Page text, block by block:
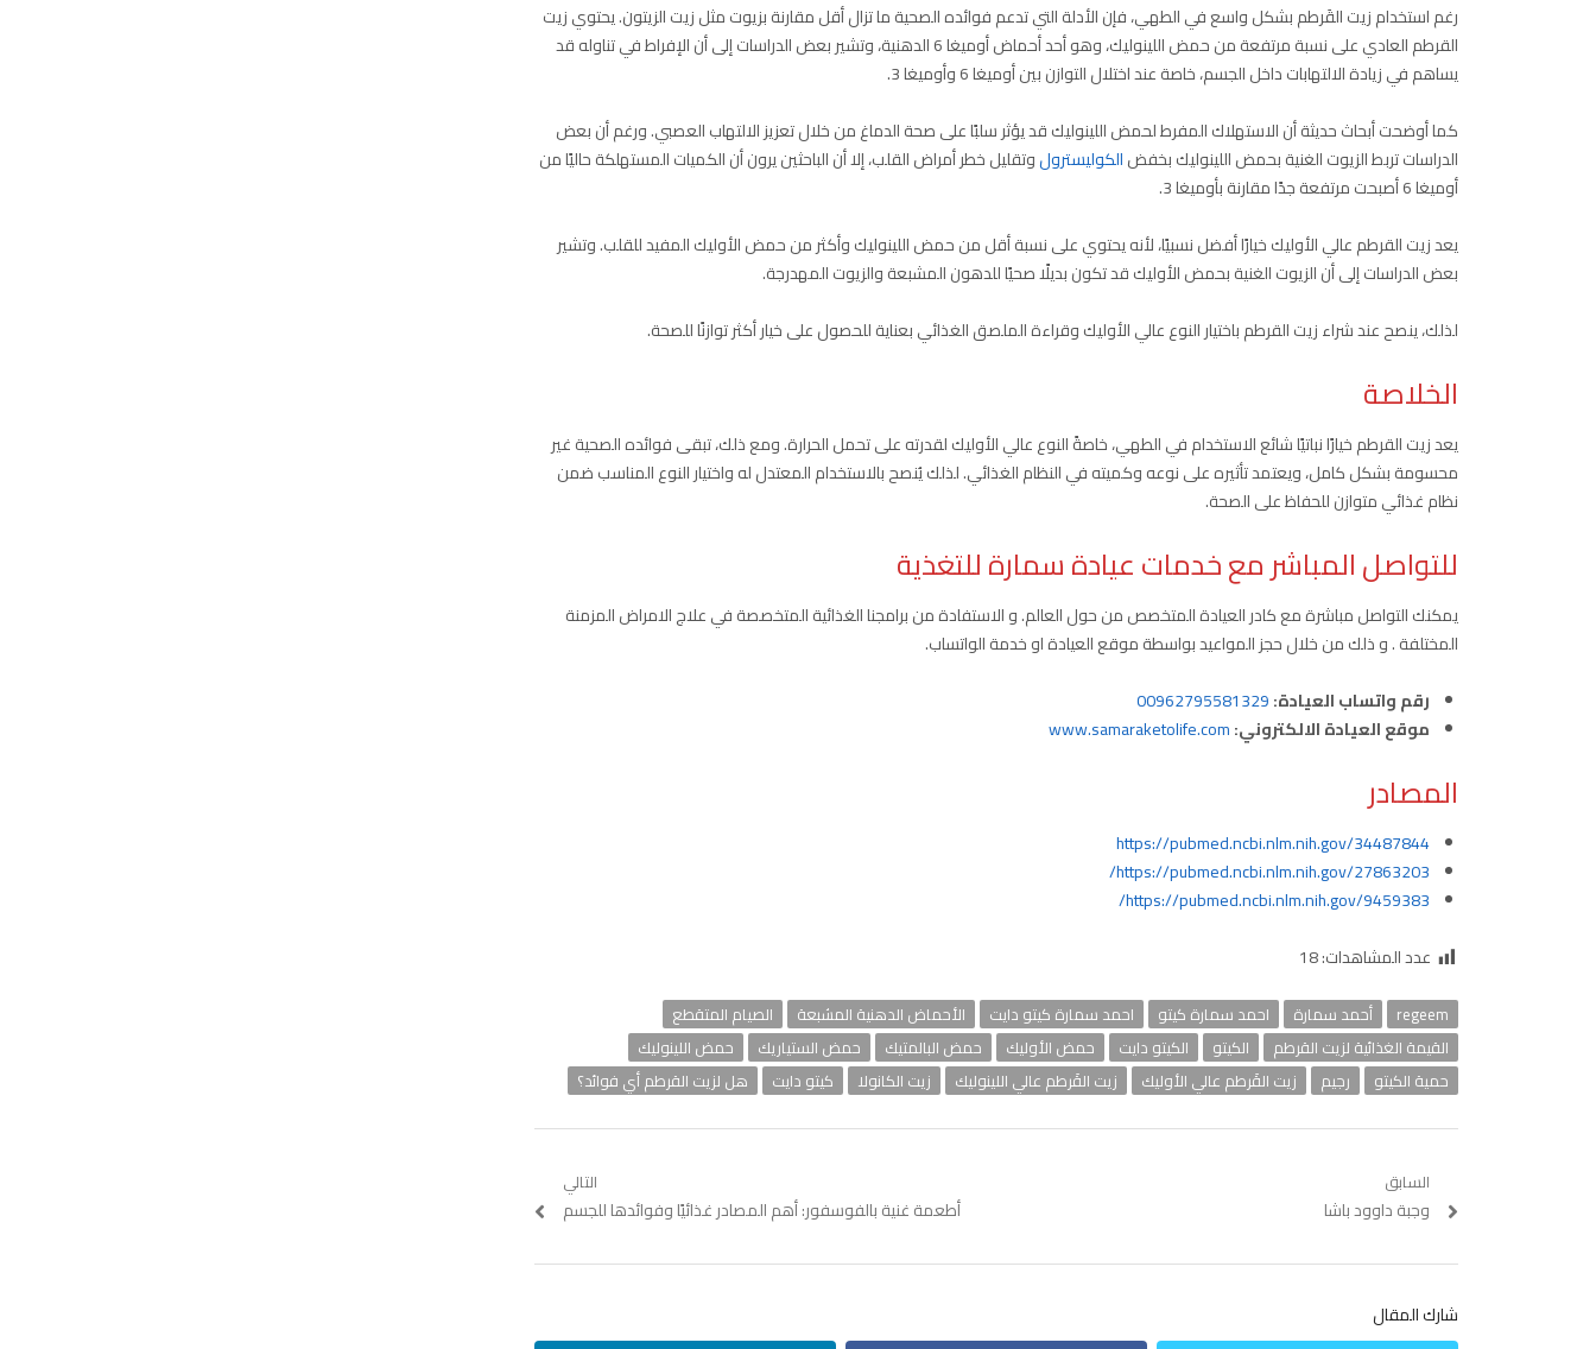
رغم استخدام زيت القَرطم بشكل واسع في الطهي، فإن الأدلة التي تدعم فوائده الصحية ما تزال أقل مقارنة بزيوت مثل زيت الزيتون. يحتوي زيت
القرطم العادي على نسبة مرتفعة من حمض اللينوليك، وهو أحد أحماض أوميغا 6 الدهنية، وتشير بعض الدراسات إلى أن الإفراط في تناوله قد
يساهم في زيادة الالتهابات داخل الجسم، خاصة عند اختلال التوازن بين أوميغا 6 وأوميغا 3.
كما أوضحت أبحاث حديثة أن الاستهلاك المفرط لحمض اللينوليك قد يؤثر سلبًا على صحة الدماغ من خلال تعزيز الالتهاب العصبي. ورغم أن بعض
الدراسات تربط الزيوت الغنية بحمض اللينوليك بخفضالكوليسترولوتقليل خطر أمراض القلب، إلا أن الباحثين يرون أن الكميات المستهلكة حاليًا من
أوميغا 6 أصبحت مرتفعة جدًا مقارنة بأوميغا 3.
يعد زيت القرطم عالي الأوليك خيارًا أفضل نسبيًا، لأنه يحتوي على نسبة أقل من حمض اللينوليك وأكثر من حمض الأوليك المفيد للقلب. وتشير
بعض الدراسات إلى أن الزيوت الغنية بحمض الأوليك قد تكون بديلًا صحيًا للدهون المشبعة والزيوت المهدرجة.
لذلك، ينصح عند شراء زيت القرطم باختيار النوع عالي الأوليك وقراءة الملصق الغذائي بعناية للحصول على خيار أكثر توازنًا للصحة.
الخلاصة
يعد زيت القرطم خيارًا نباتيًا شائع الاستخدام في الطهي، خاصةً النوع عالي الأوليك لقدرته على تحمل الحرارة. ومع ذلك، تبقى فوائده الصحية غير
محسومة بشكل كامل، ويعتمد تأثيره على نوعه وكميته في النظام الغذائي. لذلك يُنصح بالاستخدام المعتدل له واختيار النوع المناسب ضمن
نظام غذائي متوازن للحفاظ على الصحة.
للتواصل المباشر مع خدمات عيادة سمارة للتغذية
يمكنك التواصل مباشرة مع كادر العيادة المتخصص من حول العالم. و الاستفادة من برامجنا الغذائية المتخصصة في علاج الامراض المزمنة
المختلفة . و ذلك من خلال حجز المواعيد بواسطة موقع العيادة او خدمة الواتساب.
رقم واتساب العيادة:00962795581329
موقع العيادة الالكتروني:www.samaraketolife.com
المصادر
https://pubmed.ncbi.nlm.nih.gov/34487844
https://pubmed.ncbi.nlm.nih.gov/27863203/
https://pubmed.ncbi.nlm.nih.gov/9459383/
عدد المشاهدات:18
regeem أحمد سمارة احمد سمارة كيتو احمد سمارة كيتو دايت الأحماض الدهنية المشبعة
الصيام المتقطع
القيمة الغذائية لزيت القرطم
الكيتو الكيتو دايت حمض الأوليك حمض البالمتيك حمض الستياريك
حمض اللينوليك
حمية الكيتو
رجيم زيت القَرطم عالي الأوليك زيت القَرطم عالي اللينوليك زيت الكانولا كيتو دايت هل لزيت القرطم أي فوائد؟
تصفّح
المقالات
السابق
Previous
وجبة داوود باشا
التالي
Next
أطعمة غنية بالفوسفور: أهم المصادر غذائيًا وفوائدها للجسم
شارك المقال